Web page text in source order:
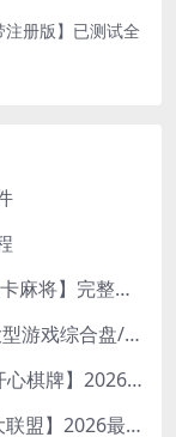
册版】已测试全
P598【创胜系列崇州地方玩法断勾卡麻将】完整服务器组件+双端APP+授权机+通用视频教程
D017【星链娱乐】全网独家首推大型游戏综合盘/体育/PG/电竟/电玩大型综合体
P597【运营级别二开五游大联盟/开心棋牌】2026最新整理完整服务器组件+双端APP+完美AI机器人+超详细视频教程
P596【汇友系列H5游戏欢乐至尊大联盟】2026最新整理Linux系统最新组件+搭建教程